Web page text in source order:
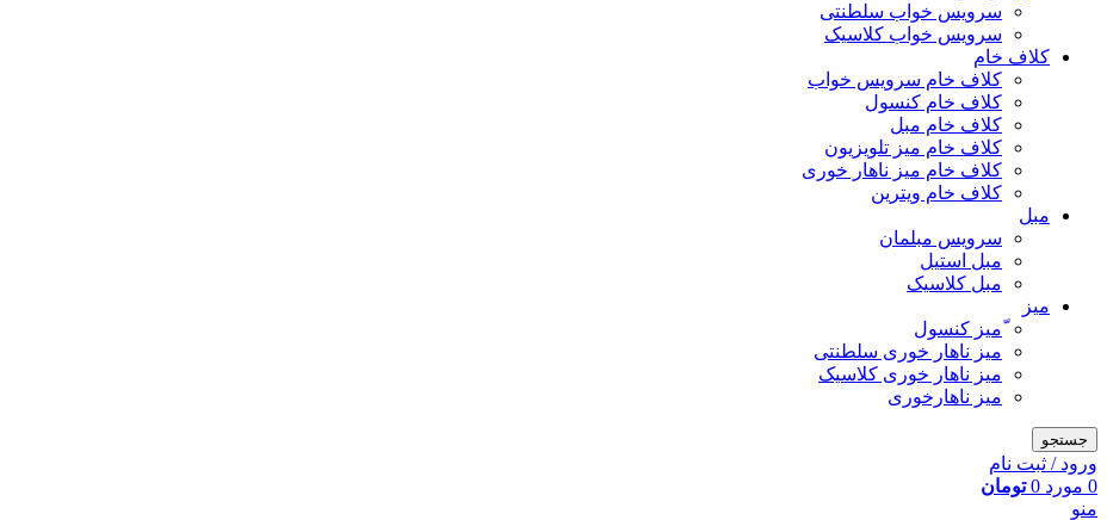
سرویس خواب سلطنتی
سرویس خواب کلاسیک
کلاف خام
کلاف خام سرویس خواب
کلاف خام کنسول
کلاف خام مبل
کلاف خام میز تلویزیون
کلاف خام میز ناهار خوری
کلاف خام ویترین
مبل
سرویس مبلمان
مبل استیل
مبل کلاسیک
میز
ّمیز کنسول
میز ناهار خوری سلطنتی
میز ناهار خوری کلاسیک
میز ناهارخوری
جستجو
ورود / ثبت نام
0 مورد 0 تومان
منو